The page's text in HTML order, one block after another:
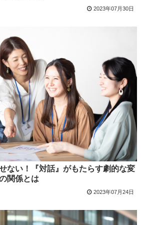
2023年07月30日
ない！『対話』がもたらす劇的な変
関係とは
2023年07月24日